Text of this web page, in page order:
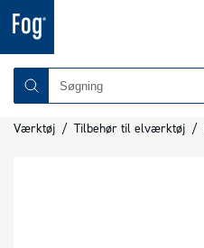
Værktøj / Tilbehør til elværktøj /